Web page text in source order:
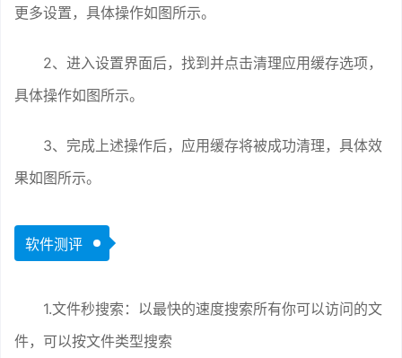
更多设置，具体操作如图所示。
2、进入设置界面后，找到并点击清理应用缓存选项，
具体操作如图所示。
3、完成上述操作后，应用缓存将被成功清理，具体效
果如图所示。
软件测评
1.文件秒搜索：以最快的速度搜索所有你可以访问的文
件，可以按文件类型搜索